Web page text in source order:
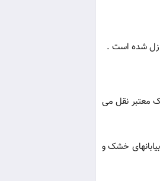
(ص) با اسناد و مدارک معتبر نقل می
خشک و